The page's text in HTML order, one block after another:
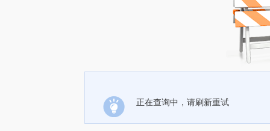
正在查询中，请刷新重试